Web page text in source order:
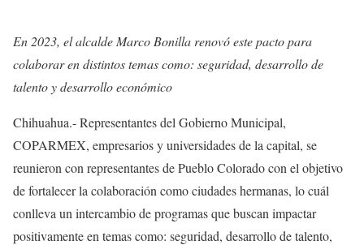
En 2023, el alcalde Marco Bonilla renovó este pacto para
colaborar en distintos temas como: seguridad, desarrollo de
talento y desarrollo económico
Chihuahua.- Representantes del Gobierno Municipal,
COPARMEX, empresarios y universidades de la capital, se
reunieron con representantes de Pueblo Colorado con el objetivo
de fortalecer la colaboración como ciudades hermanas, lo cuál
conlleva un intercambio de programas que buscan impactar
positivamente en temas como: seguridad, desarrollo de talento,